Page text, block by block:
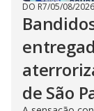
DO R7/05/08/2026
de São